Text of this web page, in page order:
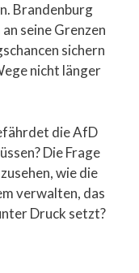
Brandenburg
seine Grenzen
sichern
nicht länger
die AfD
Die Frage
wie die
verwalten, das
Druck setzt?